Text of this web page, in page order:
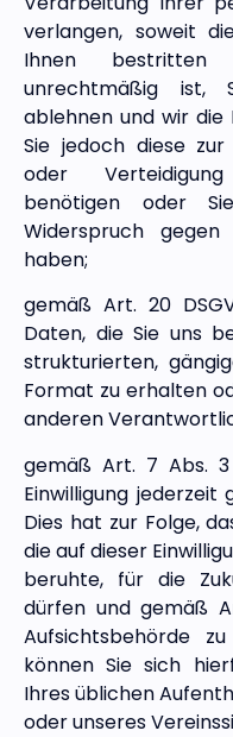
verlangen, soweit
Ihnen bestritten
unrechtmäßig ist,
ablehnen und wir
Sie jedoch diese zur
oder
benötigen oder
Widerspruch
haben;
gemäß Art. 20
Daten, die Sie uns
strukturierten,
Format zu erhalten
anderen
gemäß Art. 7 Abs.
Einwilligung jederzeit
Dies hat zur Folge,
die auf dieser
beruhte, für die
dürfen undgemäß
Aufsichtsbehörde zu
können Sie sich
Ihres üblichen
oder unseres